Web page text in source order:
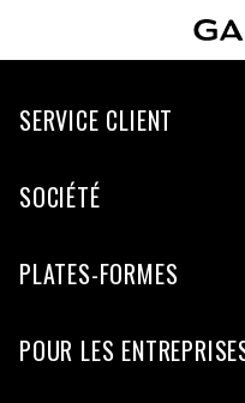
SERVICE CLIENT
SOCIÉTÉ
PLATES-FORMES
POUR LES